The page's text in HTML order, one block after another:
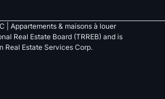
|
Appartements & maisons à louer
Real Estate Board (TRREB) and is
Real Estate Services Corp.